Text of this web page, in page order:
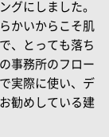
グにしました。
かいからこそ肌
、とっても落ち
事務所のフロー
実際に使い、デ
勧めしている建